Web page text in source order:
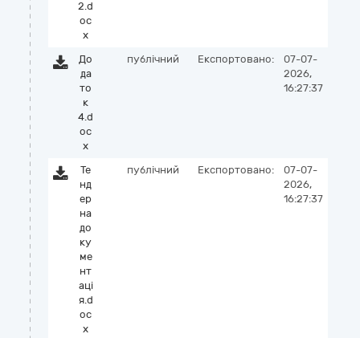
2.d
oc
x
До
да
то
к
4.d
oc
x
публічний Експортовано:
07-07-
2026,
16:27:37
Те
нд
ер
на
до
ку
ме
нт
аці
я.d
oc
x
публічний Експортовано:
07-07-
2026,
16:27:37